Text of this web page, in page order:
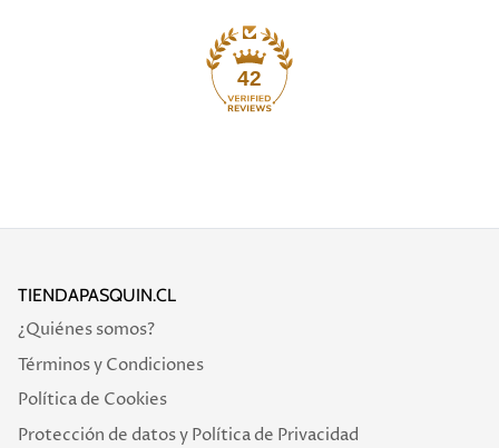
42
TIENDAPASQUIN.CL
¿Quiénes somos?
Términos y Condiciones
Política de Cookies
Protección de datos y Política de Privacidad